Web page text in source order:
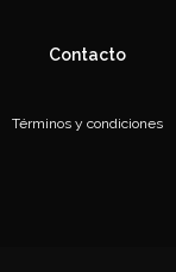
Contacto
Términos y condiciones